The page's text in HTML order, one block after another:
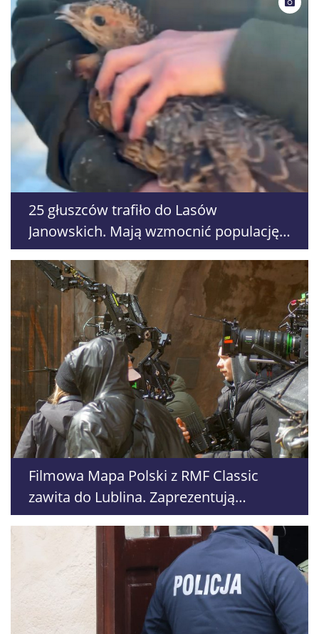
25 głuszców trafiło do Lasów
Janowskich. Mają wzmocnić populację
zagrożonego gatunku
Filmowa Mapa Polski z RMF Classic
zawita do Lublina. Zaprezentują
filmowe oblicze miasta